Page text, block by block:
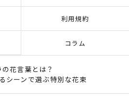
利用規約
コラム
の花言葉とは？
シーンで選ぶ特別な花束